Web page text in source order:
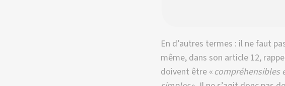
En d’autres termes : il ne faut
même, dans son article 12,
doivent être « compréhensibles